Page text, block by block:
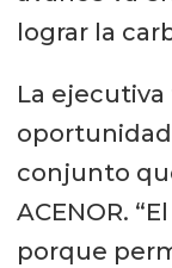
lograr la
La
conjunto
ACENOR.
porque